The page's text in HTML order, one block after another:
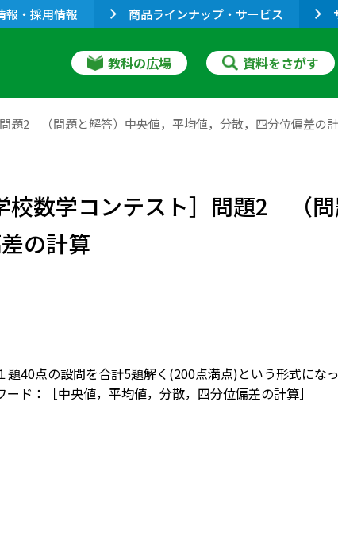
報・採用情報 商品ラインナップ・サービス
教科の広場 資料をさがす
題2 （問題と解答）中央値，平均値，分散，四分位偏差の
校数学コンテスト］問題2 （
の計算
題40点の設問を合計5題解く(200点満点)という形式にな
ード：［中央値，平均値，分散，四分位偏差の計算］